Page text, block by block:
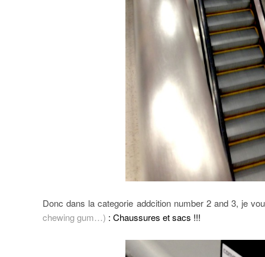
Donc dans la categorie addcition number 2 and 3, je
chewing gum…) : Chaussures et sacs !!!